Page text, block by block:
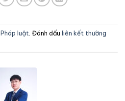
Pháp luật. Đánh dấu liên kết thường